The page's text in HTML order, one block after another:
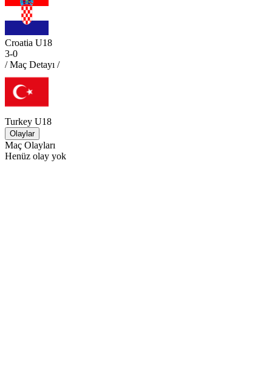
Croatia U18
3-0
/ Maç Detayı /
Turkey U18
Olaylar
Maç Olayları
Henüz olay yok